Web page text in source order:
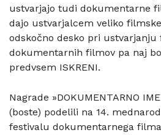
ustvarjajo tudi dokumentarne
dajo ustvarjalcem veliko
odskočno desko pri
dokumentarnih filmov pa naj
predvsem ISKRENI.
Nagrade »DOKUMENTARNO
(boste) podelili na 14.
festivalu dokumentarnega